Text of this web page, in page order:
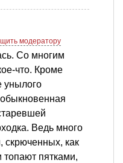
модератору
Со многим
что. Кроме
унылого
Ведь много
скрюченных, как
топают пятками,